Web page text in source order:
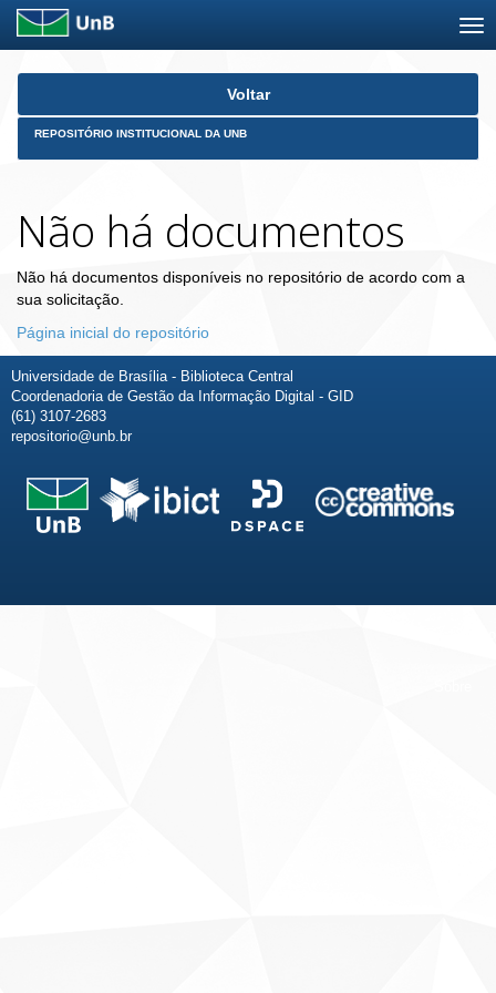
Skip
Voltar
REPOSITÓRIO INSTITUCIONAL DA UNB
Não há documentos
Não há documentos disponíveis no repositório de acordo com a
sua solicitação.
Página inicial do repositório
Universidade de Brasília - Biblioteca Central
Coordenadoria de Gestão da Informação Digital - GID
(61) 3107-2683
repositorio@unb.br